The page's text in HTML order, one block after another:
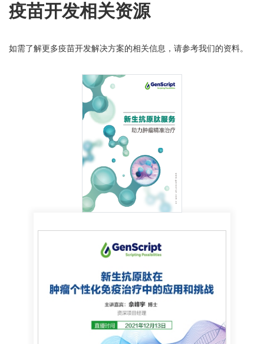
疫苗开发相关资源
如需了解更多疫苗开发解决方案的相关信息，请参考我们的资料。